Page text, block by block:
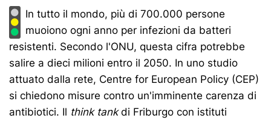
In tutto il mondo, più di 700.000 persone
muoiono ogni anno per infezioni da batteri
resistenti. Secondo l'ONU, questa cifra potrebbe
salire a dieci milioni entro il 2050. In uno studio
attuato dalla rete, Centre for European Policy (CEP)
si chiedono misure contro un'imminente carenza di
antibiotici. Il think tankdi Friburgo con istituti